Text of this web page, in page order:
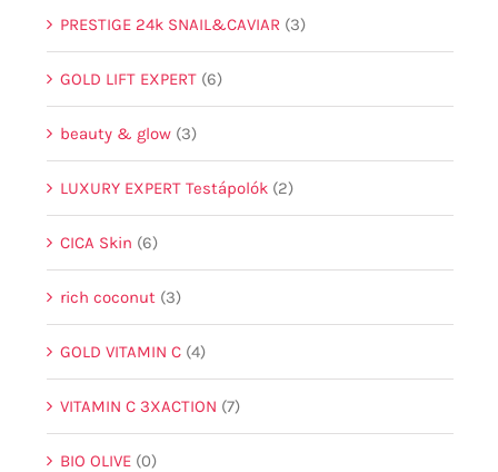
PRESTIGE 24k SNAIL&CAVIAR (3)
GOLD LIFT EXPERT (6)
beauty & glow (3)
LUXURY EXPERT Testápolók (2)
CICA Skin (6)
rich coconut (3)
GOLD VITAMIN C (4)
VITAMIN C 3XACTION (7)
BIO OLIVE (0)